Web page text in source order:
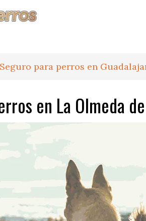
Seguro para perros en
en La Olmeda